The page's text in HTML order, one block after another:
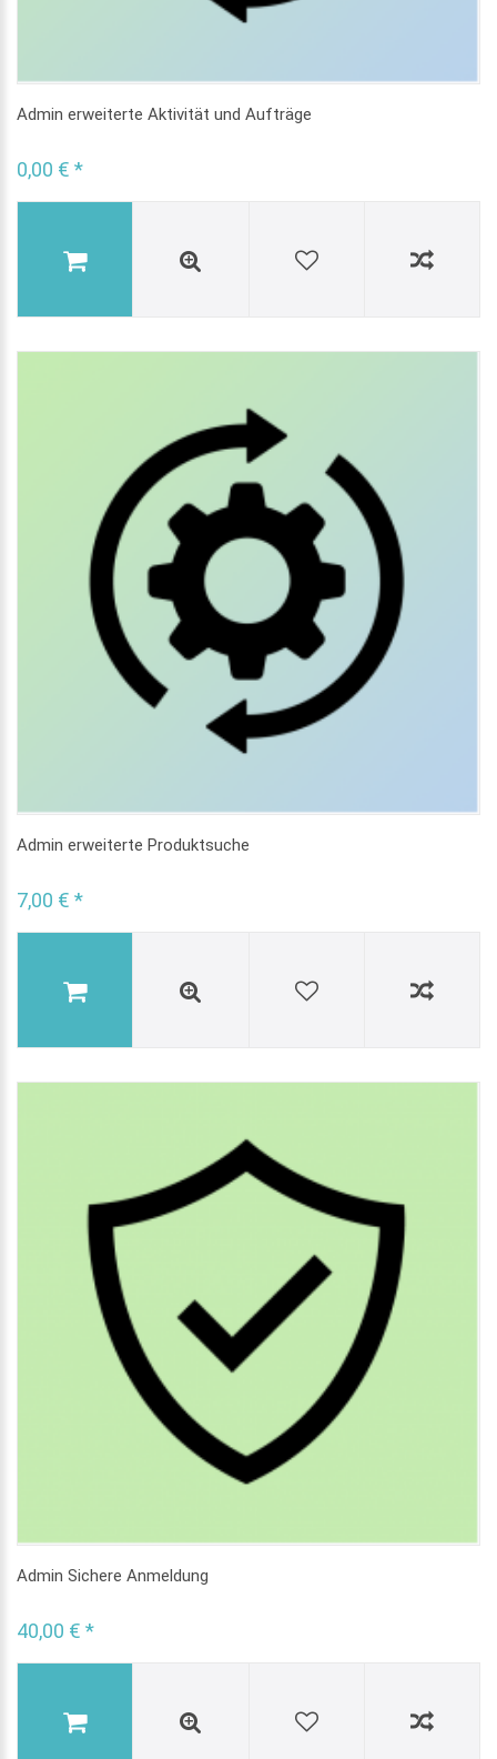
Admin erweiterte Aktivität und Aufträge
0,00 € *
Admin erweiterte Produktsuche
7,00 € *
Admin Sichere Anmeldung
40,00 € *